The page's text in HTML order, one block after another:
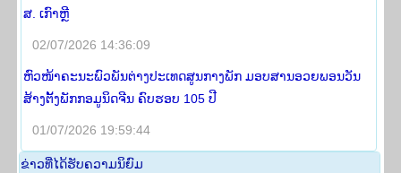
ສ. ເກົາຫຼີ
02/07/2026 14:36:09
ຫົວໜ້າຄະນະພົວພັນຕ່າງປະເທດສູນກາງພັກ ມອບສານອວຍພອນວັນ
ສ້າງຕັ້ງພັກກອມູນິດຈີນ ຄົບຮອບ 105 ປີ
01/07/2026 19:59:44
​ຂ່າວ​ທີ່​ໄດ້​ຮັບ​ຄວາມ​ນິ​ຍົມ